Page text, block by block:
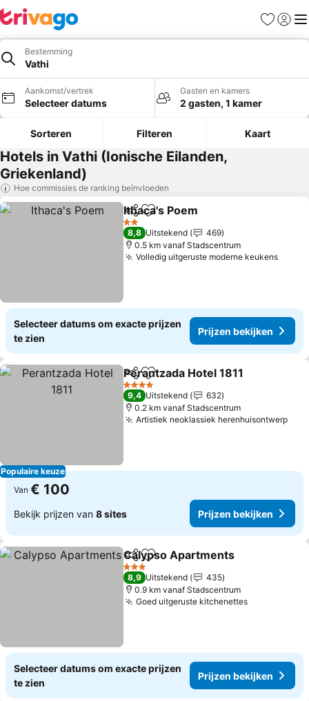
Favorieten
Bestemming
Vathi
Aankomst/vertrek
Selecteer datums
Gasten en kamers
2 gasten, 1 kamer
Sorteren Filteren Kaart
Hotels in Vathi (Ionische Eilanden,
Griekenland)
Hoe commissies de ranking beïnvloeden
DelenToevoegen aan favorieten
Ithaca's Poem
2 Sterren
8,8 Uitstekend
469
0.5 km vanaf Stadscentrum
Volledig uitgeruste moderne keukens
Selecteer datums om exacte prijzen
te zien
Prijzen bekijken
Populaire keuze
DelenToevoegen aan favorieten
Perantzada Hotel 1811
4 Sterren
9,4 Uitstekend
632
0.2 km vanaf Stadscentrum
Artistiek neoklassiek herenhuisontwerp
Van € 100
Bekijk prijzen van 8 sites Prijzen bekijken
DelenToevoegen aan favorieten
Calypso Apartments
3 Sterren
8,9 Uitstekend
435
0.9 km vanaf Stadscentrum
Goed uitgeruste kitchenettesPrijzen
Selecteer datums om exacte prijzen
te zien
Prijzen bekijken